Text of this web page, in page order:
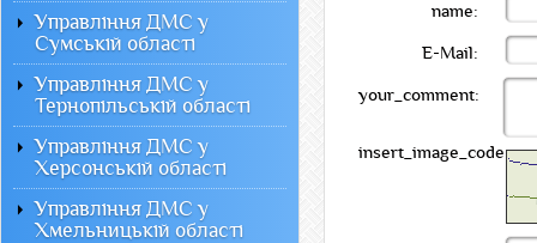
name:
E-Mail:
your_comment:
insert_image_code:
Управління ДМС у
Сумській області
Управління ДМС у
Тернопільській області
Управління ДМС у
Херсонській області
Управління ДМС у
Хмельницькій області